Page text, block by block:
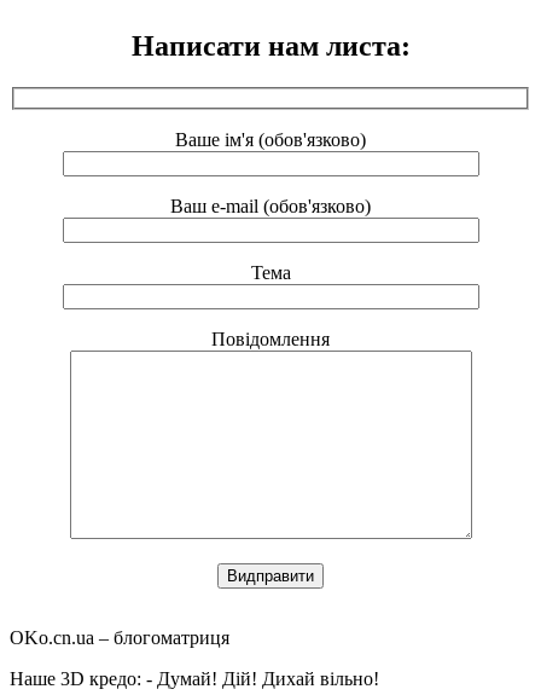
Написати нам листа:
Ваше ім'я (обов'язково)
Ваш e-mail (обов'язково)
Тема
Повідомлення
OKo.cn.ua – блогоматриця
Наше 3D кредо: - Думай! Дій! Дихай вільно!